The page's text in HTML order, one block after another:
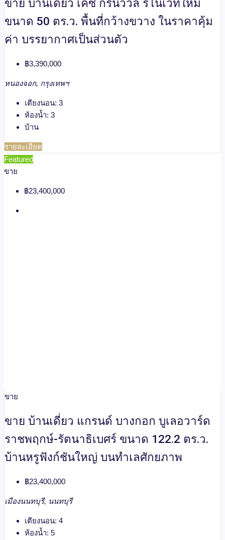
ขาย บ้านเดี่ยว เคซี กรีนวิวล์ รีโนเวทใหม่
ขนาด 50 ตร.ว. พื้นที่กว้างขวาง ในราคาคุ้ม
ค่า บรรยากาศเป็นส่วนตัว
฿3,390,000
หนองจอก, กรุงเทพฯ
เตียงนอน: 3
ห้องน้ำ: 3
บ้าน
รายละเอียด
Featured
ขาย
฿23,400,000
ขาย
ขาย บ้านเดี่ยว แกรนด์ บางกอก บูเลอวาร์ด
ราชพฤกษ์-รัตนาธิเบศร์ ขนาด 122.2 ตร.ว.
บ้านหรูฟังก์ชันใหญ่ บนทำเลศักยภาพ
฿23,400,000
เมืองนนทบุรี, นนทบุรี
เตียงนอน: 4
ห้องน้ำ: 5